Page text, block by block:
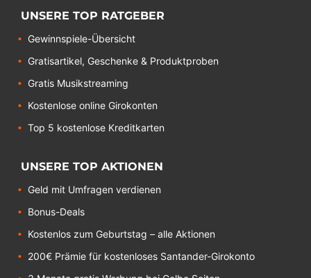
UNSERE TOP RATGEBER
Gewinnspiele-Übersicht
Gratisartikel, Geschenke & Produktproben
Gratis Musikstreaming
Kostenlose online Girokonten
Top 5 kostenlose Kreditkarten
UNSERE TOP AKTIONEN
Geld mit Umfragen verdienen
Bonus-Deals
Kostenlos zum Geburtstag – alle Aktionen
200€ Prämie für kostenloses Santander-Girokonto